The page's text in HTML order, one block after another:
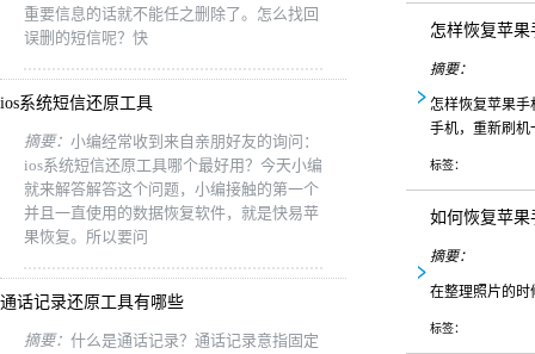
重要信息的话就不能任之删除了。怎么找回
误删的短信呢？快
ios系统短信还原工具
摘要： 小编经常收到来自亲朋好友的询问：
ios系统短信还原工具哪个最好用？今天小编
就来解答解答这个问题，小编接触的第一个
并且一直使用的数据恢复软件，就是快易苹
果恢复。所以要问
通话记录还原工具有哪些
摘要： 什么是通话记录？通话记录意指固定
怎样恢复苹
摘要：
怎样恢复苹果
手机，重新刷机
标签：
如何恢复苹
摘要：
在整理照片的时
标签：